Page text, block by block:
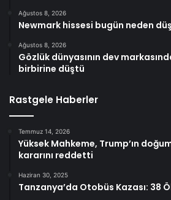
Ağustos 8, 2026
Newmark hissesi bugün neden
Ağustos 8, 2026
Gözlük dünyasının dev
birbirine düştü
Rastgele Haberler
Temmuz 14, 2026
Yüksek Mahkeme, Trump’ın
kararını reddetti
Haziran 30, 2025
Tanzanya’da Otobüs Kazası: 38